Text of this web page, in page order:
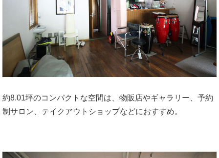
約8.01坪のコンパクトな空間は、物販店やギャラリー、予約
制サロン、テイクアウトショップなどにおすすめ。